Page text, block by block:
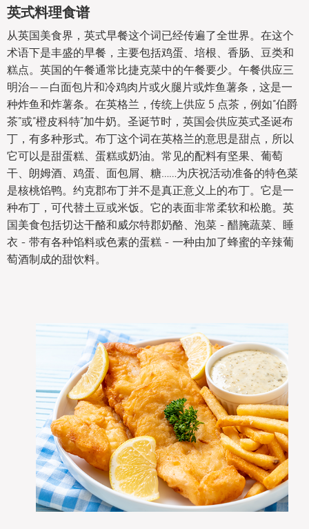
英式料理食谱
从英国美食界，英式早餐这个词已经传遍了全世界。在这个
术语下是丰盛的早餐，主要包括鸡蛋、培根、香肠、豆类和
糕点。英国的午餐通常比捷克菜中的午餐要少。午餐供应三
明治——白面包片和冷鸡肉片或火腿片或炸鱼薯条，这是一
种炸鱼和炸薯条。在英格兰，传统上供应 5 点茶，例如“伯爵
茶”或“橙皮科特”加牛奶。圣诞节时，英国会供应英式圣诞布
丁，有多种形式。布丁这个词在英格兰的意思是甜点，所以
它可以是甜蛋糕、蛋糕或奶油。常见的配料有坚果、葡萄
干、朗姆酒、鸡蛋、面包屑、糖……为庆祝活动准备的特色菜
是核桃馅鸭。约克郡布丁并不是真正意义上的布丁。它是一
种布丁，可代替土豆或米饭。它的表面非常柔软和松脆。英
国美食包括切达干酪和威尔特郡奶酪、泡菜 - 醋腌蔬菜、睡
衣 - 带有各种馅料或色素的蛋糕 - 一种由加了蜂蜜的辛辣葡
萄酒制成的甜饮料。